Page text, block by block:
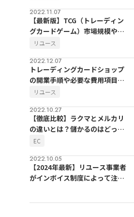
2022.11.07
【最新版】TCG（トレーディン
グカードゲーム）市場規模や今
後の動向
リユース
2022.12.07
トレーディングカードショップ
の開業手順や必要な費用項目を
徹底解説
リユース
2022.10.27
【徹底比較】ラクマとメルカリ
の違いとは？儲かるのはどっ
ち？
EC
2022.10.05
【2024年最新】リユース事業者
がインボイス制度によって注意